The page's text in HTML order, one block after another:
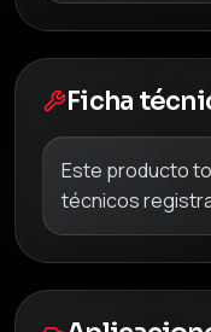
Ficha
Este producto
técnicos